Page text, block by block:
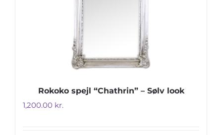
Rokoko spejl “Chathrin” – Sølv look
1,200.00 kr.